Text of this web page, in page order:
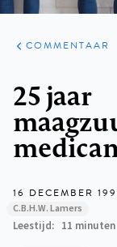
ARTIKELEN
OPINIE
COMMENTAAR
25 jaar
16 DECEMBER
C.B.H.W. Lamers
Leestijd 11 minuten